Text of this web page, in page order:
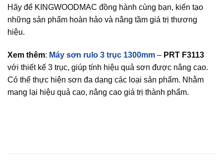
Hãy để KINGWOODMAC đồng hành cùng bạn, kiến tạo
những sản phẩm hoàn hảo và nâng tầm giá trị thương
hiệu.
Xem thêm: Máy sơn rulo 3 trục 1300mm – PRT F3113
với thiết kế 3 trục, giúp tính hiệu quả sơn được nâng cao.
Có thể thực hiện sơn đa dạng các loại sản phẩm. Nhằm
mang lại hiệu quả cao, nâng cao giá trị thành phẩm.